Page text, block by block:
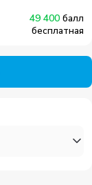
49 400 балл
бесплатная